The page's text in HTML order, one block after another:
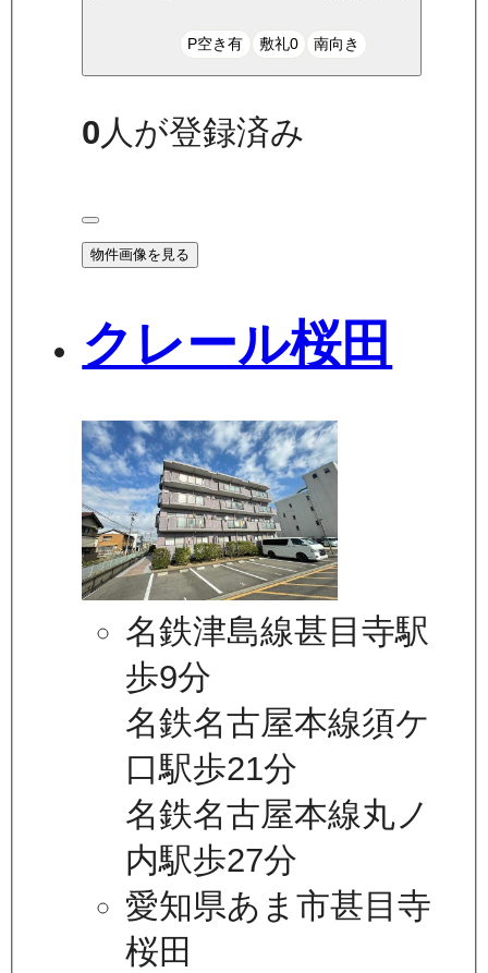
P空き有 敷礼0 南向き
0 人が登録済み
物件画像を見る
クレール桜田
名鉄津島線甚目寺駅
歩9分
名鉄名古屋本線須ケ
口駅歩21分
名鉄名古屋本線丸ノ
内駅歩27分
愛知県あま市甚目寺
桜田